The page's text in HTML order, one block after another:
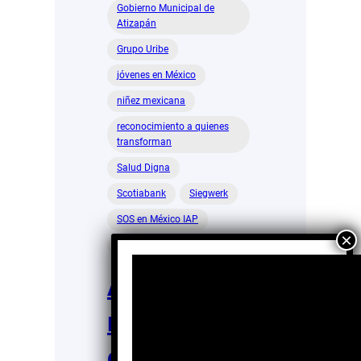
Gobierno Municipal de
Atizapán
Grupo Uribe
jóvenes en México
niñez mexicana
reconocimiento a quienes
transforman
Salud Digna
Scotiabank Siegwerk
SOS en México IAP
Aldeas SOS
reconoce